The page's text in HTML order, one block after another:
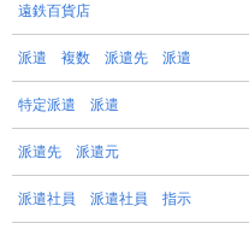
遠鉄百貨店
派遣 複数 派遣先 派遣
特定派遣 派遣
派遣先 派遣元
派遣社員 派遣社員 指示